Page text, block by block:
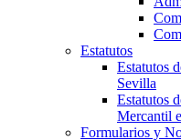
Estatutos
Estatutos
Sevilla
Estatutos
Mercantil
Formularios y